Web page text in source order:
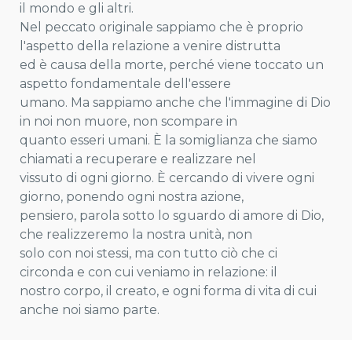
il mondo e gli altri.
Nel peccato originale sappiamo che è proprio
l'aspetto della relazione a venire distrutta
ed è causa della morte, perché viene toccato un
aspetto fondamentale dell'essere
umano. Ma sappiamo anche che l'immagine di Dio
in noi non muore, non scompare in
quanto esseri umani. È la somiglianza che siamo
chiamati a recuperare e realizzare nel
vissuto di ogni giorno. È cercando di vivere ogni
giorno, ponendo ogni nostra azione,
pensiero, parola sotto lo sguardo di amore di Dio,
che realizzeremo la nostra unità, non
solo con noi stessi, ma con tutto ciò che ci
circonda e con cui veniamo in relazione: il
nostro corpo, il creato, e ogni forma di vita di cui
anche noi siamo parte.